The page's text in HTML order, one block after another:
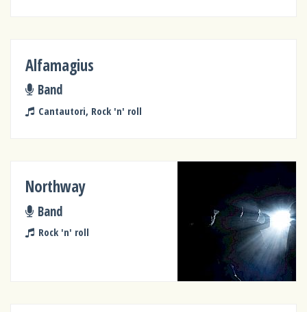
Alfamagius
Band
Cantautori, Rock 'n' roll
Northway
Band
Rock 'n' roll